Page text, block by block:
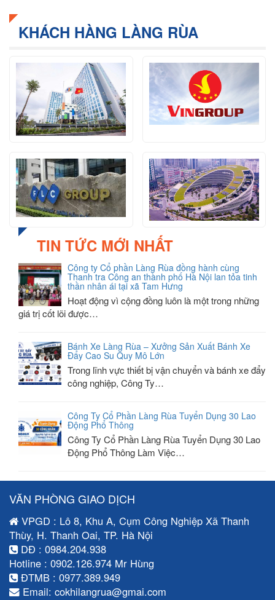
KHÁCH HÀNG LÀNG RÙA
TIN TỨC MỚI NHẤT
Công ty Cổ phần Làng Rùa đồng hành cùng
Thanh tra Công an thành phố Hà Nội lan tỏa tinh
thần nhân ái tại xã Tam Hưng
Hoạt động vì cộng đồng luôn là một trong những
giá trị cốt lõi được…
Bánh Xe Làng Rùa – Xưởng Sản Xuất Bánh Xe
Đẩy Cao Su Quy Mô Lớn
Trong lĩnh vực thiết bị vận chuyển và bánh xe đẩy
công nghiệp, Công Ty…
Công Ty Cổ Phần Làng Rùa Tuyển Dụng 30 Lao
Động Phổ Thông
Công Ty Cổ Phần Làng Rùa Tuyển Dụng 30 Lao
Động Phổ Thông Làm Việc…
VĂN PHÒNG GIAO DỊCH
VPGD : Lô 8, Khu A, Cụm Công Nghiệp Xã Thanh
Thùy, H. Thanh Oai, TP. Hà Nội
DĐ : 0984.204.938
Hotline : 0902.126.974 Mr Hùng
ĐTMB : 0977.389.949
Email: cokhilangrua@gmai.com